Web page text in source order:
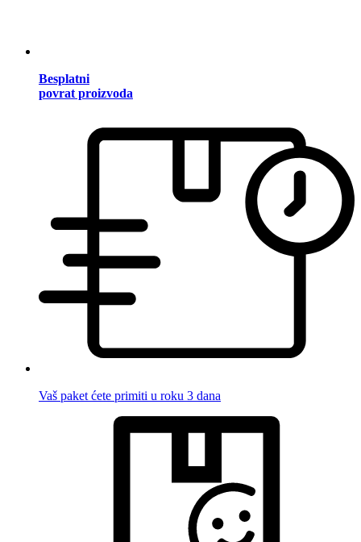
Besplatni
povrat proizvoda
Vaš paket ćete primiti u roku 3 dana